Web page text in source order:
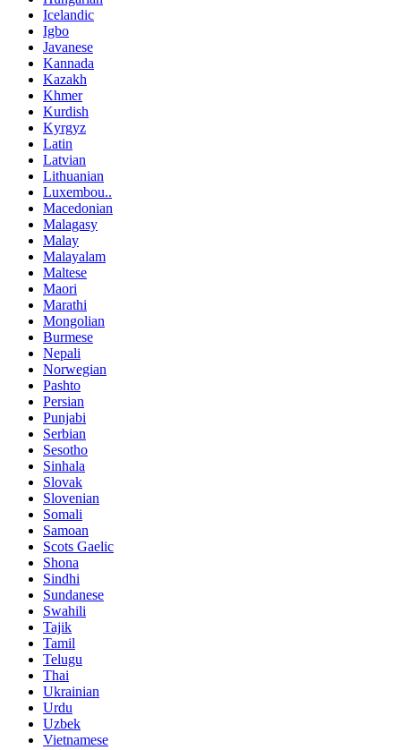
Icelandic
Igbo
Javanese
Kannada
Kazakh
Khmer
Kurdish
Kyrgyz
Latin
Latvian
Lithuanian
Luxembou..
Macedonian
Malagasy
Malay
Malayalam
Maltese
Maori
Marathi
Mongolian
Burmese
Nepali
Norwegian
Pashto
Persian
Punjabi
Serbian
Sesotho
Sinhala
Slovak
Slovenian
Somali
Samoan
Scots Gaelic
Shona
Sindhi
Sundanese
Swahili
Tajik
Tamil
Telugu
Thai
Ukrainian
Urdu
Uzbek
Vietnamese